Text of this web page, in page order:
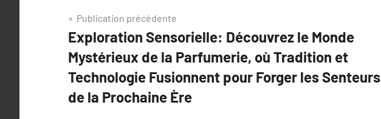
Navigation
de
l’article
Publication précédente
Exploration Sensorielle: Découvrez le Monde
Mystérieux de la Parfumerie, où Tradition et
Technologie Fusionnent pour Forger les Senteurs
de la Prochaine Ère